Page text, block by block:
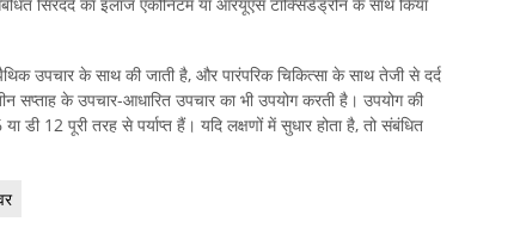
उपचार के साथ की जाती है, और पारंपरिक चिकित्सा के साथ तेजी से दर्द
सप्ताह के उपचार-आधारित उपचार का भी उपयोग करती है। उपयोग की
डी 12 पूरी तरह से पर्याप्त हैं। यदि लक्षणों में सुधार होता है, तो संबंधित